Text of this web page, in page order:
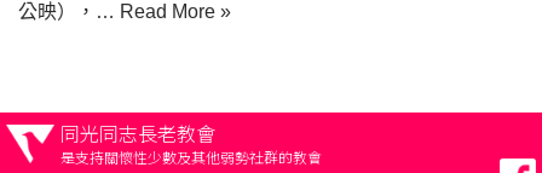
公映），… Read More »
同光同志長老教會
是支持關懷性少數及其他弱勢社群的教會